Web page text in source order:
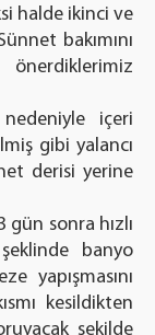
halde ikinci ve
bakımını
içeri
gibi yalancı
derisi yerine
sonra hızlı
banyo
yapışmasını
kesildikten
şekilde